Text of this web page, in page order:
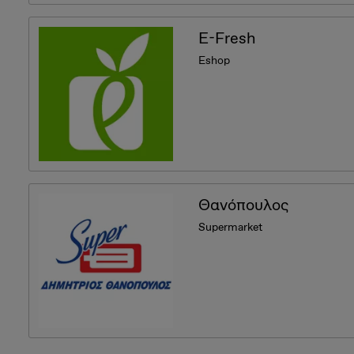
E-Fresh
Eshop
Θανόπουλος
Supermarket